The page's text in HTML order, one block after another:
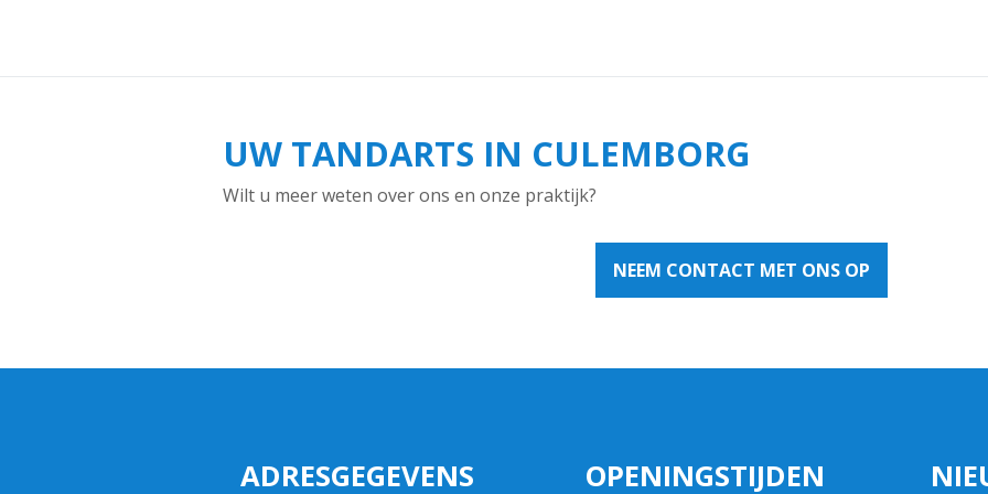
UW TANDARTS IN CULEMBORG
Wilt u meer weten over ons en onze praktijk?
NEEM CONTACT MET ONS OP
ADRESGEGEVENS OPENINGSTIJDEN